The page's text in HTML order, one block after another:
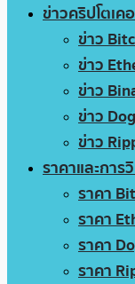
ข่าวคริปโตเค
ข่าว
ข่าว
ข่าว
ข่าว
ข่าว
ราคาและการ
ราคา
ราคา
ราคา
ราคา